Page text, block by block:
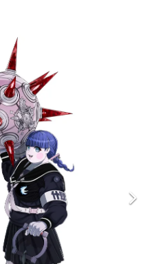
明かしていく、硬派で骨太な評論連載
日本語
「ラスボス」… ゲームにまつわる言葉
を、コンピューター文化史研究家・タ
査。